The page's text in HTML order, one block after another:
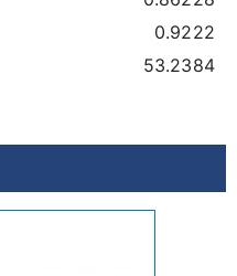
0.9222
53.2384